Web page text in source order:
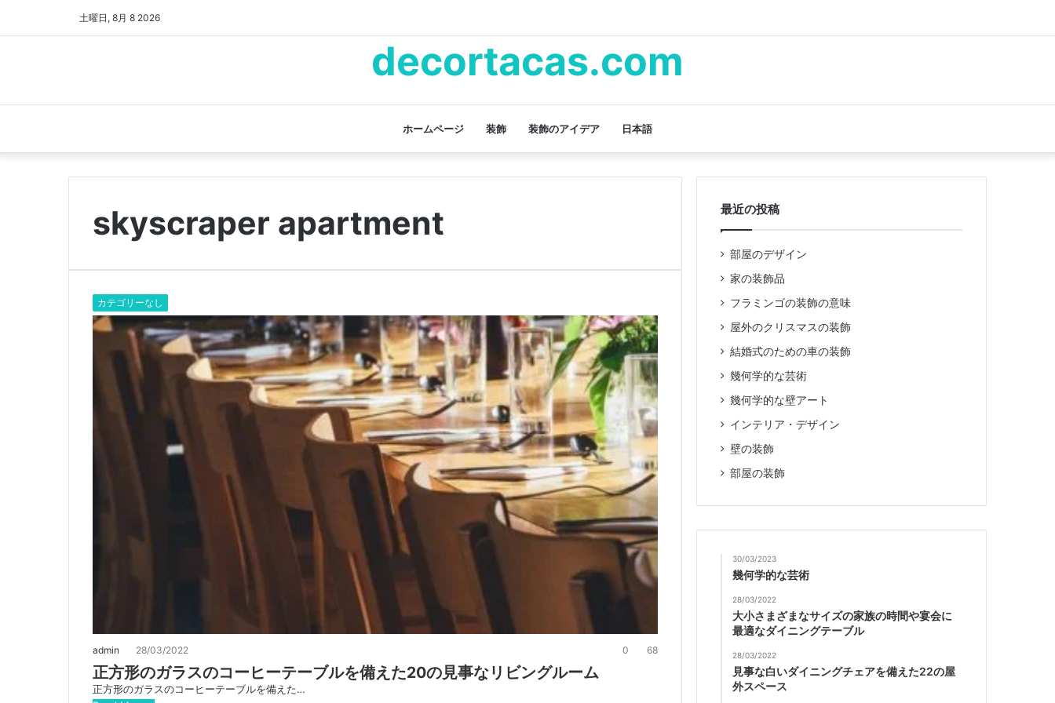
土曜日, 8月 8 2026
decortacas.com
ホームページ 装飾 装飾のアイデア 日本語
skyscraper apartment
カテゴリーなし
admin 28/03/2022 0 68
正方形のガラスのコーヒーテーブルを備えた20の見事なリビングルーム
正方形のガラスのコーヒーテーブルを備えた…
最近の投稿
部屋のデザイン
家の装飾品
フラミンゴの装飾の意味
屋外のクリスマスの装飾
結婚式のための車の装飾
幾何学的な芸術
幾何学的な壁アート
インテリア・デザイン
壁の装飾
部屋の装飾
30/03/2023
幾何学的な芸術
28/03/2022
大小さまざまなサイズの家族の時間や宴会に
最適なダイニングテーブル
28/03/2022
見事な白いダイニングチェアを備えた22の屋
外スペース